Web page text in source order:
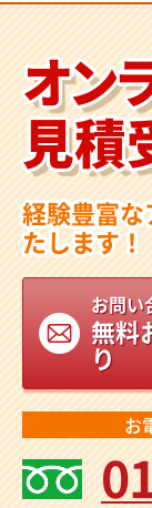
オン
見積
経験豊富
たします！
お問い
無料
り
お